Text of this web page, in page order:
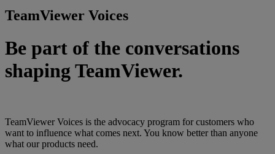
TeamViewer Voices
Be part of the conversations
shaping TeamViewer.
TeamViewer Voices is the advocacy program for customers who
want to influence what comes next. You know better than anyone
what our products need.